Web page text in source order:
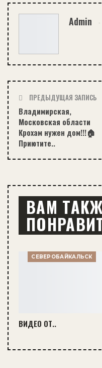
Admin
ПРЕДЫДУЩАЯ ЗАПИСЬ
Владимирская,
Московская области
Крохам нужен дом!!!🏠
Приютите..
ВАМ
СЕВЕРОБАЙКАЛЬСК
ВИДЕО ОТ..